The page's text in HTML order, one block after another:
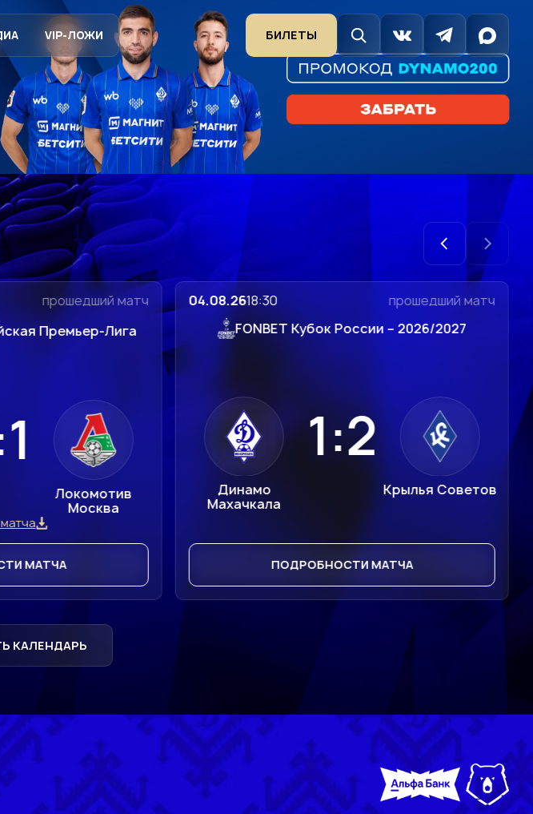
VIP-ЛОЖИ БИЛЕТЫ
прошедший матч
Премьер-Лига
Локомотив
Москва
МАТЧА
04.08.2618:30
прошедший матч
FONBET Кубок России – 2026/2027
Динамо
Махачкала
1:2
Крылья Советов
ПОДРОБНОСТИ МАТЧА
КАЛЕНДАРЬ